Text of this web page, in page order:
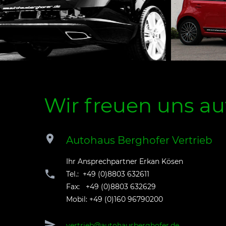
Wir freuen uns
Autohaus Berghofer Vertrieb
Ihr Ansprechpartner Erkan Kösen
Tel.: +49 (0)8803 632611
Fax: +49 (0)8803 632629
Mobil: +49 (0)160 96790200